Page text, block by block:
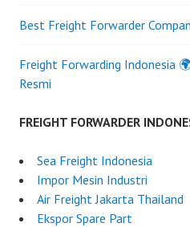
Best Freight Forwarder
Freight Forwarding Indonesia
Resmi
FREIGHT FORWARDER
Sea Freight Indonesia
Impor Mesin Industri
Air Freight Jakarta Thailand
Ekspor Spare Part